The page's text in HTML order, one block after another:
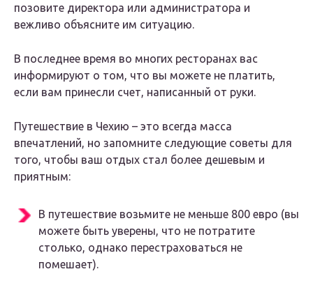
позовите директора или администратора и
вежливо объясните им ситуацию.
В последнее время во многих ресторанах вас
информируют о том, что вы можете не платить,
если вам принесли счет, написанный от руки.
Путешествие в Чехию – это всегда масса
впечатлений, но запомните следующие советы для
того, чтобы ваш отдых стал более дешевым и
приятным:
В путешествие возьмите не меньше 800 евро (вы
можете быть уверены, что не потратите
столько, однако перестраховаться не
помешает).